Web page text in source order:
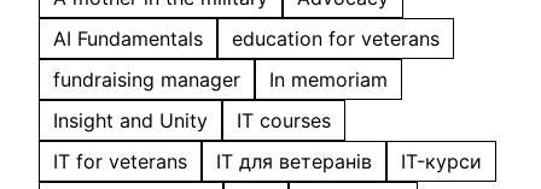
AI Fundamentals
education for veterans
fundraising manager
In memoriam
Insight and Unity
IT courses
IT for veterans
IT для ветеранів
IT-курси